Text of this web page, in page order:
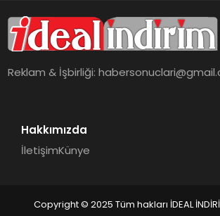
Reklam & İşbirliği:
Hakkımızda
İletişimKünye
Copyright © 2025 Tüm hakları İDEAL